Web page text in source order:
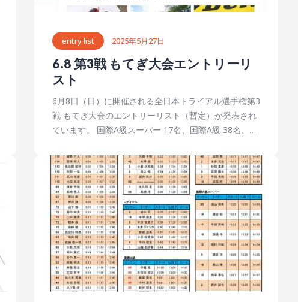
ウッズの最終岩盤セクション以外は外周道路沿いに並
アのほとんどが舗装なので、雨が降っても足元はそう
悪くならない。ハイヒールで観戦できる、もてぎトラ
イアルのコンセプトがここにある。 日本グランプリの
パドックは中央エントランスから長い階段を下り、さ
ョンとパドックを往復して選手たちの応援に行くのが
ちょっと大変。ところが全日本は中央エントランス周
辺にパドックがあるので、スタート前、ゴール後の選
して、トライアルをまったく知らない一般のお客さん
が、たまたまやっているトライアル競技を見てびっく
り。初めてトライアルの実物を見て知ってもらえるこ
とも、もてぎ大会の良さだ。 中央エントランス近くに
表彰台（スタート地点）とパドック。セクションはこ
の図の左上方向へ歩いてすぐ昨年のもてぎ大会は氏川
政哉が電動で優勝 昨年のもてぎ大会は、ヤマハの電動
に乗る氏川政哉の勝利だった。ヤマハTY-Eにとっては
全日本初優勝。しかも、2位黒山健一、3位野﨑史高と
ヤマハが表彰台を独占した。 2024もてぎ大会のSSを走
entry list 2025年5月27日
6.8 第3戦 もてぎ大会エントリーリ
スト
6月8日（日）に開催される全日本トライアル選手権第3
戦 もてぎ大会のエントリーリスト（暫定）が発表され
ています。 国際A級スーパー 17名、国際A級 38名、レ
バー50 1名。全国から合計 135名の選手が出走しま
す。 大会名称：2025 MFJ全日本トライアル選手権シリ
ーズ 第3戦 もてぎ大会 開催日時：2025年6月8日
（日） 開催会場：モビリティリゾートもてぎ 主催：
一般財団法人日本モーターサイクルスポーツ協会
（MFJ）／ホンダモビリティランド株式会社 公認：一
般財団法人 日本モーターサイクルスポーツ協会
（MFJ） 大会情報（モビリティリゾートもてぎ） 暫定
エントリーリスト_R3_もてぎ大会‗0520ダウンロード